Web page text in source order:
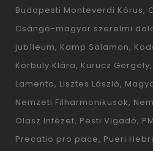
Budapesti Monteverdi Kórus
Csángó-magyar szerelmi
jubíleum Kamp Salamon
Korbuly Klára Kurucz Gergely
Lamento Lisztes László
Nemzeti Filharmonikusok
Olasz Intézet Pesti Vigadó
Precatio pro pace Pueri